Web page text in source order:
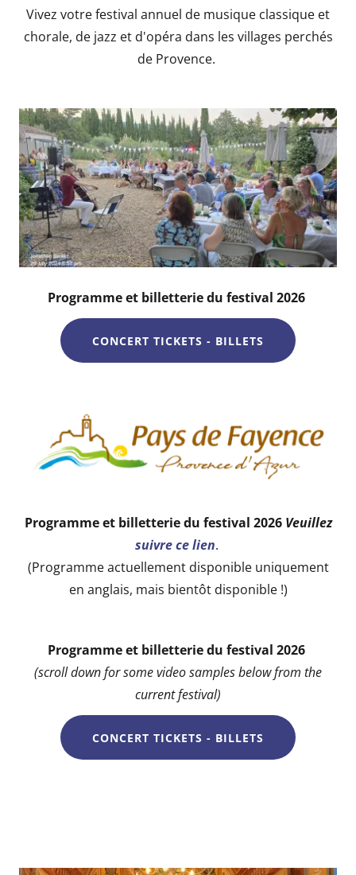
Vivez votre festival annuel de musique classique et
chorale, de jazz et d'opéra dans les villages perchés
de Provence.
Programme et billetterie du festival 2026
CONCERT TICKETS - BILLETS
Programme et billetterie du festival 2026 Veuillez
suivre ce lien.
(Programme actuellement disponible uniquement
en anglais, mais bientôt disponible !)
Programme et billetterie du festival 2026
(scroll down for some video samples below from the
current festival)
CONCERT TICKETS - BILLETS